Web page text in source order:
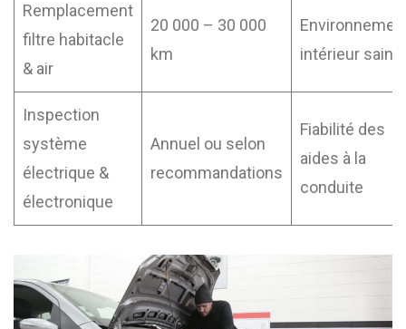
Remplacement
filtre habitacle
& air
20 000 – 30 000
km
intérieur sain
Inspection
système
électrique &
électronique
Annuel ou selon
recommandations
Fiabilité des
aides à la
conduite